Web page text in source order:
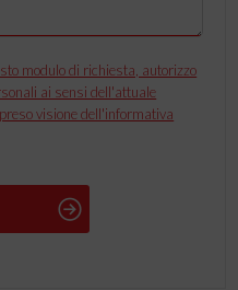
modulo di richiesta, autorizzo
ai sensi dell'attuale
visione dell'informativa